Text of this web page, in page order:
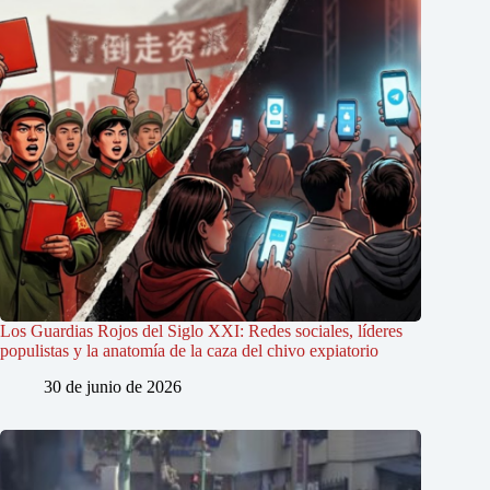
Los Guardias Rojos del Siglo XXI: Redes sociales, líderes
populistas y la anatomía de la caza del chivo expiatorio
30 de junio de 2026